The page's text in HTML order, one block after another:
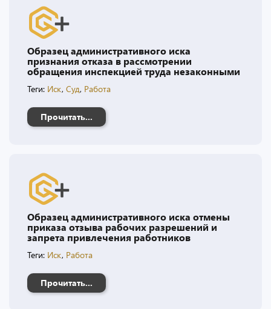
Образец административного иска
признания отказа в рассмотрении
обращения инспекцией труда незаконными
Теги: Иск, Суд, Работа
Прочитать...
Образец административного иска отмены
приказа отзыва рабочих разрешений и
запрета привлечения работников
Теги: Иск, Работа
Прочитать...